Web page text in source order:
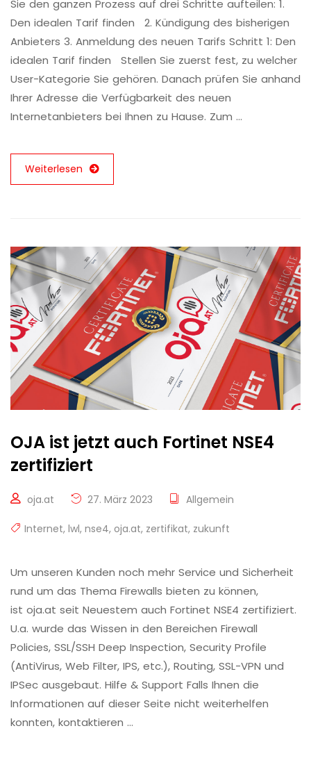
Sie den ganzen Prozess auf drei Schritte aufteilen: 1.
Den idealen Tarif finden 2. Kündigung des bisherigen
Anbieters 3. Anmeldung des neuen Tarifs Schritt 1: Den
idealen Tarif finden Stellen Sie zuerst fest, zu welcher
User-Kategorie Sie gehören. Danach prüfen Sie anhand
Ihrer Adresse die Verfügbarkeit des neuen
Internetanbieters bei Ihnen zu Hause. Zum …
Weiterlesen
OJA ist jetzt auch Fortinet NSE4
zertifiziert
oja.at 27. März 2023 Allgemein
Internet, lwl, nse4, oja.at, zertifikat, zukunft
Um unseren Kunden noch mehr Service und Sicherheit
rund um das Thema Firewalls bieten zu können,
ist oja.at seit Neuestem auch Fortinet NSE4 zertifiziert.
U.a. wurde das Wissen in den Bereichen Firewall
Policies, SSL/SSH Deep Inspection, Security Profile
(AntiVirus, Web Filter, IPS, etc.), Routing, SSL-VPN und
IPSec ausgebaut. Hilfe & Support Falls Ihnen die
Informationen auf dieser Seite nicht weiterhelfen
konnten, kontaktieren …